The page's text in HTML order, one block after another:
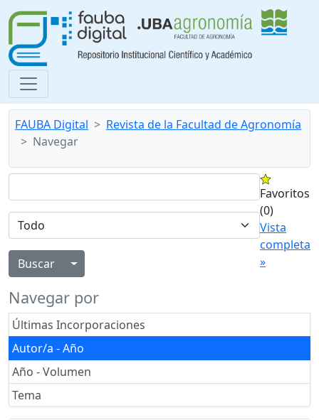
FAUBA Digital
Revista de la Facultad de Agronomía
Navegar
Alternar menú desplegable
Favoritos
(0)
Vista
completa
»
Navegar por
Últimas Incorporaciones
Autor/a - Año
Año - Volumen
Tema